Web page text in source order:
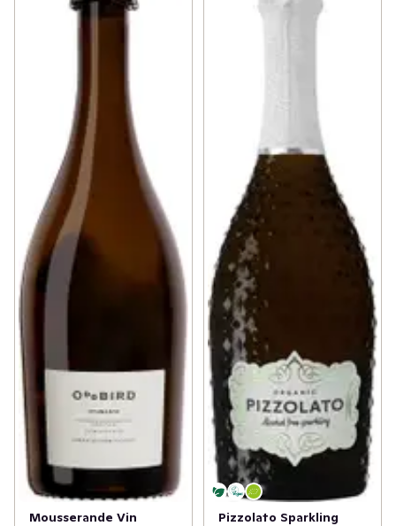
Mousserande Vin
Pizzolato Sparkling